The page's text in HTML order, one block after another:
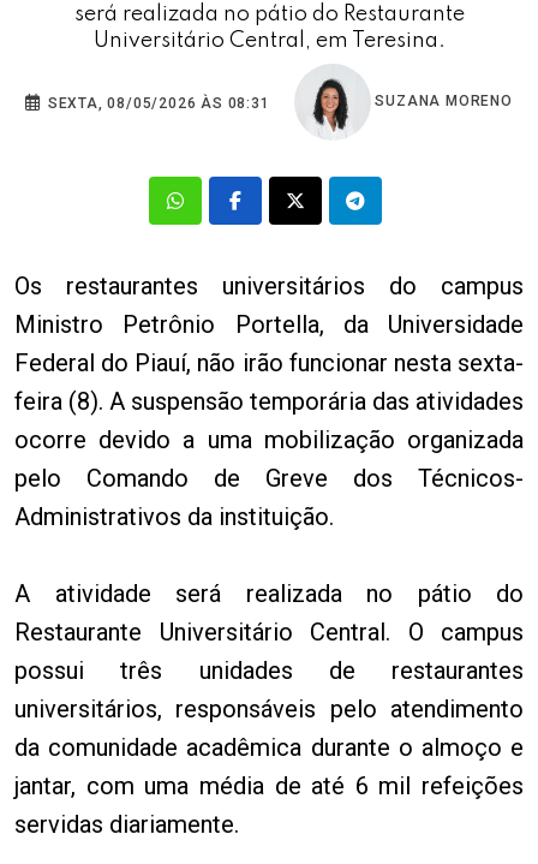
será realizada no pátio do Restaurante
Universitário Central, em Teresina.
SEXTA, 08/05/2026 ÀS 08:31 SUZANA MORENO
Os restaurantes universitários do campus
Ministro Petrônio Portella, da Universidade
Federal do Piauí, não irão funcionar nesta sexta-
feira (8). A suspensão temporária das atividades
ocorre devido a uma mobilização organizada
pelo Comando de Greve dos Técnicos-
Administrativos da instituição.
A atividade será realizada no pátio do
Restaurante Universitário Central. O campus
possui três unidades de restaurantes
universitários, responsáveis pelo atendimento
da comunidade acadêmica durante o almoço e
jantar, com uma média de até 6 mil refeições
servidas diariamente.